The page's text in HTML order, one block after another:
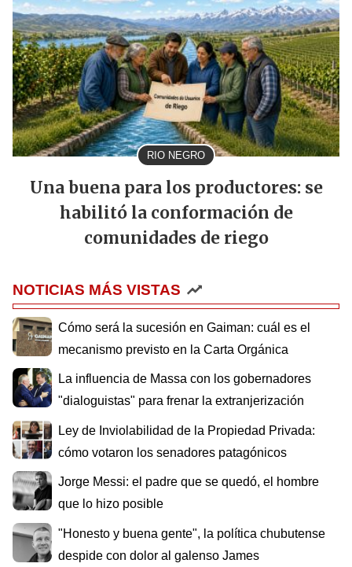
RIO NEGRO
Una buena para los productores: se
habilitó la conformación de
comunidades de riego
NOTICIAS MÁS VISTAS
Cómo será la sucesión en Gaiman: cuál es el
mecanismo previsto en la Carta Orgánica
La influencia de Massa con los gobernadores
"dialoguistas" para frenar la extranjerización
Ley de Inviolabilidad de la Propiedad Privada:
cómo votaron los senadores patagónicos
Jorge Messi: el padre que se quedó, el hombre
que lo hizo posible
"Honesto y buena gente", la política chubutense
despide con dolor al galenso James